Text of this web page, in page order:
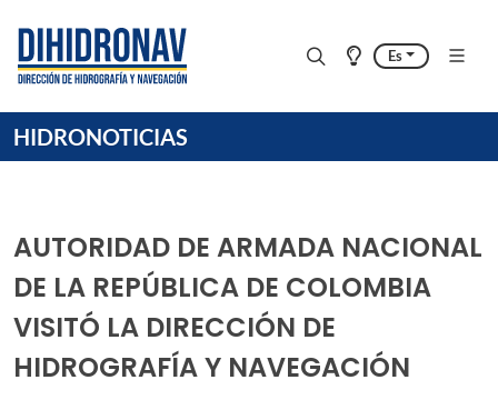
Es
HIDRONOTICIAS
AUTORIDAD DE ARMADA NACIONAL
DE LA REPÚBLICA DE COLOMBIA
VISITÓ LA DIRECCIÓN DE
HIDROGRAFÍA Y NAVEGACIÓN